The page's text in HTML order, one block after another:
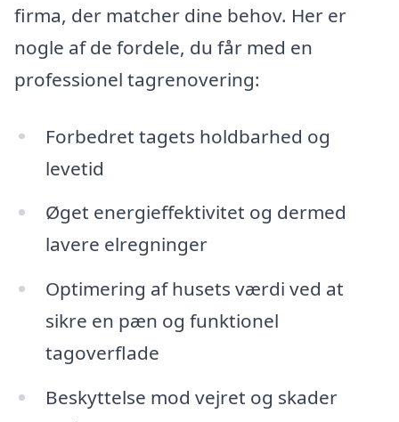
firma, der matcher dine behov. Her er
nogle af de fordele, du får med en
professionel tagrenovering:
Forbedret tagets holdbarhed og
levetid
Øget energieffektivitet og dermed
lavere elregninger
Optimering af husets værdi ved at
sikre en pæn og funktionel
tagoverflade
Beskyttelse mod vejret og skader